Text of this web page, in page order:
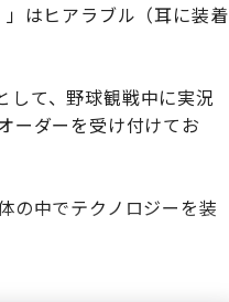
はヒアラブル（耳に装着
して、野球観戦中に実況
ーダーを受け付けてお
の中でテクノロジーを装